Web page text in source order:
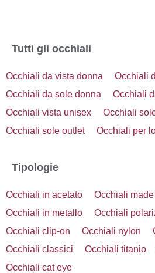
Tutti gli occhiali
Occhiali da vista donna
Occhiali
Occhiali da sole donna
Occhiali
Occhiali vista unisex
Occhiali
Occhiali sole outlet
Occhiali per
Tipologie
Occhiali in acetato
Occhiali
Occhiali in metallo
Occhiali
Occhiali clip-on
Occhiali nylon
Occhiali classici
Occhiali titanio
Occhiali cat eye